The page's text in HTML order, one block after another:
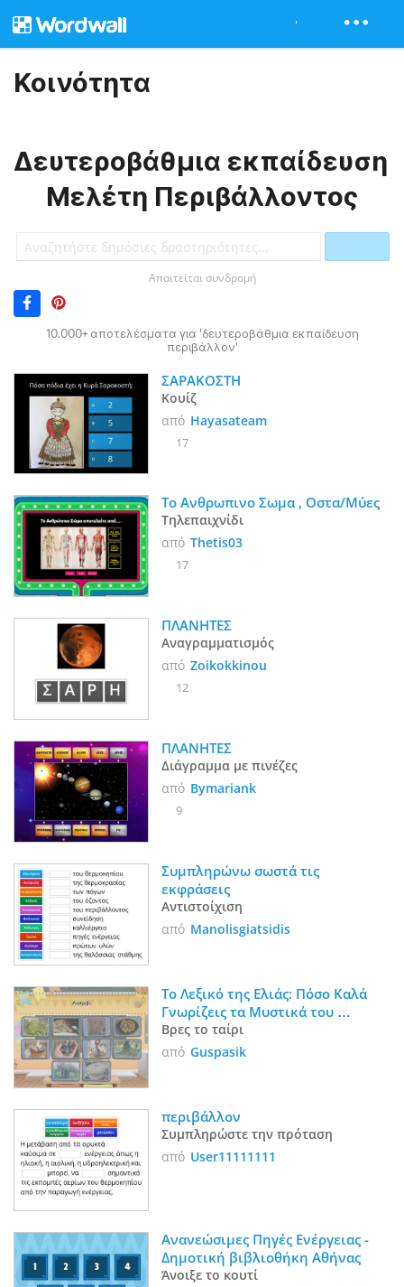
Κοινότητα
Δευτεροβάθμια εκπαίδευση
Μελέτη Περιβάλλοντος
Απαιτείται συνδρομή
10.000+ αποτελέσματα για 'δευτεροβάθμια εκπαίδευση
περιβάλλον'
ΣΑΡΑΚΟΣΤΗ
Κουίζ
από Hayasateam
17
Το Ανθρωπινο Σωμα , Οστα/Μύες
Τηλεπαιχνίδι
από Thetis03
17
ΠΛΑΝΗΤΕΣ
Αναγραμματισμός
από Zoikokkinou
12
ΠΛΑΝΗΤΕΣ
Διάγραμμα με πινέζες
από Bymariank
9
Συμπληρώνω σωστά τις
εκφράσεις
Αντιστοίχιση
από Manolisgiatsidis
Το Λεξικό της Ελιάς: Πόσο Καλά
Γνωρίζεις τα Μυστικά του
Λιομαζώματος;
Βρες το ταίρι
από Guspasik
περιβάλλον
Συμπληρώστε την πρόταση
από User11111111
Ανανεώσιμες Πηγές Ενέργειας -
Δημοτική βιβλιοθήκη Αθήνας
Άνοιξε το κουτί